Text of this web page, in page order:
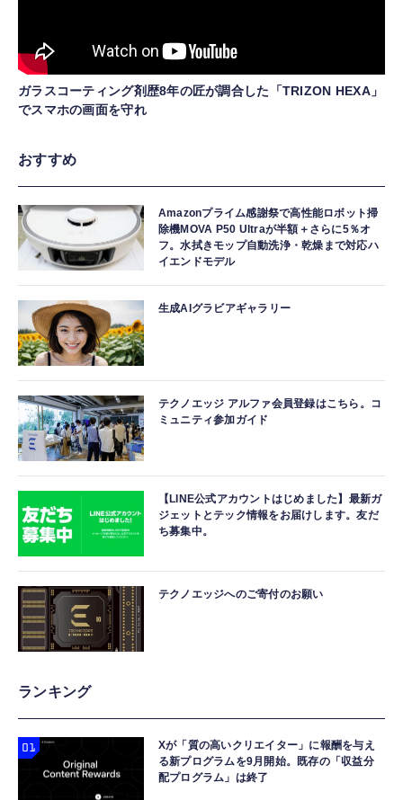
ガラスコーティング剤歴8年の匠が調合した「TRIZON HEXA」
でスマホの画面を守れ
おすすめ
Amazonプライム感謝祭で高性能ロボット掃
除機MOVA P50 Ultraが半額＋さらに5％オ
フ。水拭きモップ自動洗浄・乾燥まで対応ハ
イエンドモデル
生成AIグラビアギャラリー
テクノエッジ アルファ会員登録はこちら。コ
ミュニティ参加ガイド
【LINE公式アカウントはじめました】最新ガ
ジェットとテック情報をお届けします。友だ
ち募集中。
テクノエッジへのご寄付のお願い
ランキング
Xが「質の高いクリエイター」に報酬を与え
る新プログラムを9月開始。既存の「収益分
配プログラム」は終了